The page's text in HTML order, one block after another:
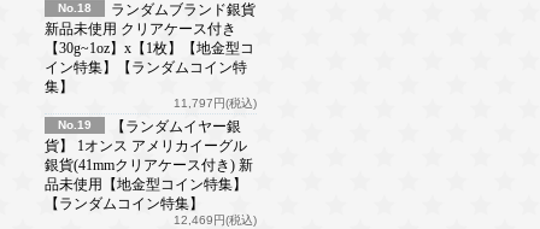
No.18
ランダムブランド銀貨
新品未使用 クリアケース付き
【30g~1oz】x【1枚】【地金型コ
イン特集】【ランダムコイン特
集】
11,797円(税込)
No.19
【ランダムイヤー銀
貨】 1オンス アメリカイーグル
銀貨(41mmクリアケース付き) 新
品未使用【地金型コイン特集】
【ランダムコイン特集】
12,469円(税込)